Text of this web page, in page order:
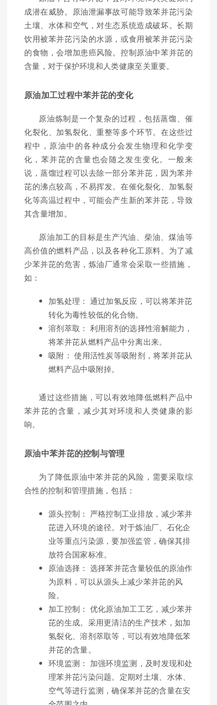
成潜在威胁。原油泄漏事故可能导致苯并芘污染
土壤、水体和空气，对生态系统造成破坏。长期
饮用被苯并芘污染的水源，或食用被苯并芘污染
的食物，会增加患癌风险。控制原油中苯并芘的
含量，对于保护环境和人类健康至关重要。
原油加工过程中苯并芘的变化
原油炼制是一个复杂的过程，包括蒸馏、催
化裂化、加氢裂化、重整等多个环节。在这些过
程中，原油中的各种成分会发生物理和化学变
化，苯并芘的含量也会随之发生变化。一般来
说，蒸馏过程可以去除一部分苯并芘，因为苯并
芘的沸点较高，不易挥发。在催化裂化、加氢裂
化等高温过程中，可能会产生新的苯并芘，导致
其含量增加。
原油加工的目标是生产汽油、柴油、煤油等
高价值的燃料产品，以及各种化工原料。为了减
少苯并芘的危害，炼油厂通常会采取一些措施，
如：
加氢处理： 通过加氢反应，可以将苯并芘
转化为毒性较低的化合物。
溶剂萃取： 利用溶剂的选择性溶解能力，
将苯并芘从燃料产品中分离出来。
吸附： 使用活性炭等吸附剂，将苯并芘从
燃料产品中吸附掉。
通过这些措施，可以有效地降低燃料产品中
苯并芘的含量，减少其对环境和人类健康的影
响。
原油中苯并芘的控制与管理
为了降低原油中苯并芘的风险，需要采取综
合性的控制和管理措施，包括：
源头控制： 严格控制工业排放，减少苯并
芘进入环境的途径。对于炼油厂、石化企
业等重点污染源，要加强监管，确保其排
放符合国家标准。
原油选择： 选择苯并芘含量较低的原油作
为原料，可以从源头上减少苯并芘的风
险。
加工控制： 优化原油加工工艺，减少苯并
芘的生成。采用更清洁的生产技术，如加
氢裂化、溶剂萃取等，可以有效地降低苯
并芘的含量。
环境监测： 加强环境监测，及时发现和处
理苯并芘污染问题。定期对土壤、水体、
空气等进行监测，确保苯并芘的含量在安